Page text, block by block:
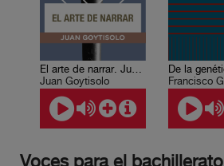
El arte de narrar. Juan Goytisolo
Juan Goytisolo